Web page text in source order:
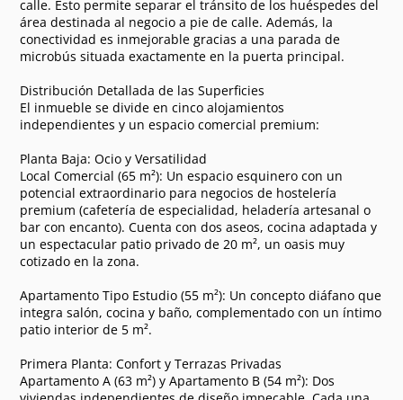
calle. Esto permite separar el tránsito de los huéspedes del
área destinada al negocio a pie de calle. Además, la
conectividad es inmejorable gracias a una parada de
microbús situada exactamente en la puerta principal.
Distribución Detallada de las Superficies
El inmueble se divide en cinco alojamientos
independientes y un espacio comercial premium:
Planta Baja: Ocio y Versatilidad
Local Comercial (65 m²): Un espacio esquinero con un
potencial extraordinario para negocios de hostelería
premium (cafetería de especialidad, heladería artesanal o
bar con encanto). Cuenta con dos aseos, cocina adaptada y
un espectacular patio privado de 20 m², un oasis muy
cotizado en la zona.
Apartamento Tipo Estudio (55 m²): Un concepto diáfano que
integra salón, cocina y baño, complementado con un íntimo
patio interior de 5 m².
Primera Planta: Confort y Terrazas Privadas
Apartamento A (63 m²) y Apartamento B (54 m²): Dos